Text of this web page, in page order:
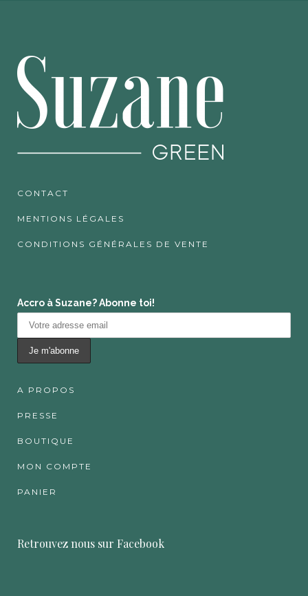
CONTACT
MENTIONS LÉGALES
CONDITIONS GÉNÉRALES DE VENTE
Accro à Suzane? Abonne toi!
A PROPOS
PRESSE
BOUTIQUE
MON COMPTE
PANIER
Retrouvez nous sur Facebook